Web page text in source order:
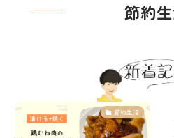
節約
節約生活